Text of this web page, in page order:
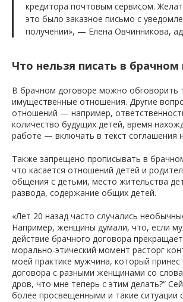
кредитора почтовым сервисом.
это было заказное письмо с
получении», — Елена Овчинникова,
Что нельзя писать в брачном
В брачном договоре можно обговорить
имущественные отношения. Другие
отношений — например,
количество будущих детей, время
работе — включать в текст соглашения
Также запрещено прописывать в
что касается отношений детей и
общения с детьми, место жительства
развода, содержание общих детей.
«Лет 20 назад часто случались
Например, женщины думали, что, если
действие брачного договора
морально-этический момент расторг
моей практике мужчина, который
договора с разными женщинами со
дров, что мне теперь с этим делать?“
более просвещенными и такие ситуации